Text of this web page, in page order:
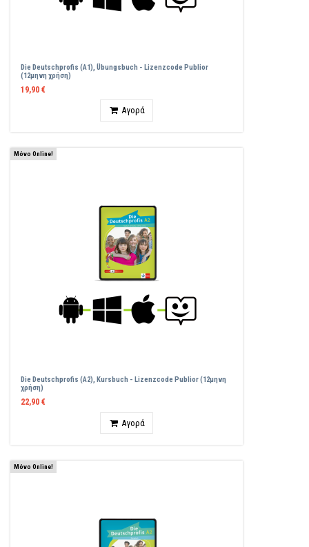
Die Deutschprofis (A1), Übungsbuch - Lizenzcode Publior
(12μηνη χρήση)
19,90 €
Ποσότητα
Αγορά
Μόνο Online!
Die Deutschprofis (A2), Kursbuch - Lizenzcode Publior (12μηνη
χρήση)
22,90 €
Αγορά
Μόνο Online!